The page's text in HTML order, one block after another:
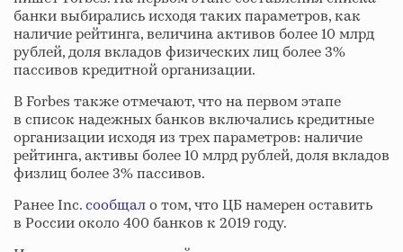
банки выбирались исходя таких параметров, как
наличие рейтинга, величина активов более 10 млрд
рублей, доля вкладов физических лиц более 3%
пассивов кредитной организации.
В Forbes также отмечают, что на первом этапе
в список надежных банков включались кредитные
организации исходя из трех параметров: наличие
рейтинга, активы более 10 млрд рублей, доля вкладов
физлиц более 3% пассивов.
Ранее Inc.сообщало том, что ЦБ намерен оставить
в России около 400 банков к 2019 году.